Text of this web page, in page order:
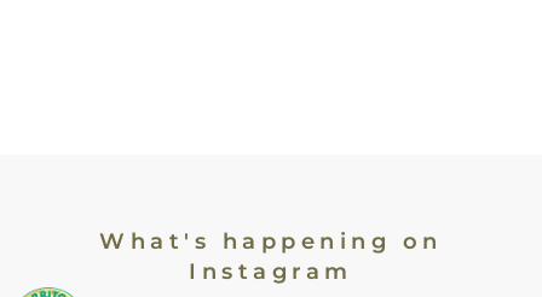
What's happening on
Instagram